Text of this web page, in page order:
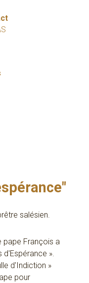
salésien.
pape François a
d'Espérance ».
d'Indiction »
pour